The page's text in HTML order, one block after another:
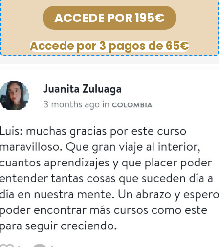
ACCEDE POR 195€
Accede por 3 pagos de 65€